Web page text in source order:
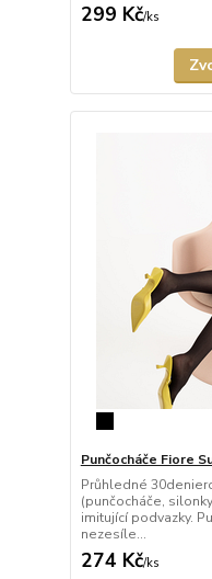
299 Kč/ks
Punčocháče Fiore
Průhledné
(punčocháče,
imitující podvazky.
nezesíle...
274 Kč/ks